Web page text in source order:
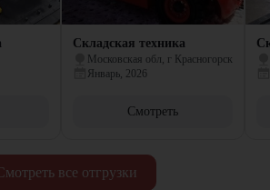
все отгрузки
Складская техника
Московская обл, г Красногорск
Январь, 2026
Смотреть